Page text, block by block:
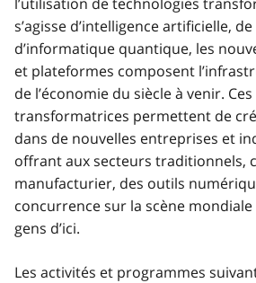
s’agisse d’intelligence artificielle,
d’informatique quantique, les
et plateformes composent
de l’économie du siècle à venir.
transformatrices permettent de
dans de nouvelles entreprises et
offrant aux secteurs traditionnels,
manufacturier, des outils
concurrence sur la scène
gens d’ici.
Les activités et programmes